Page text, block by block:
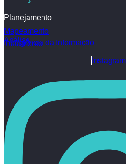
Planejamento
Mapeamento
Análise
Tratamento
Inteligência da Informação
Instagram